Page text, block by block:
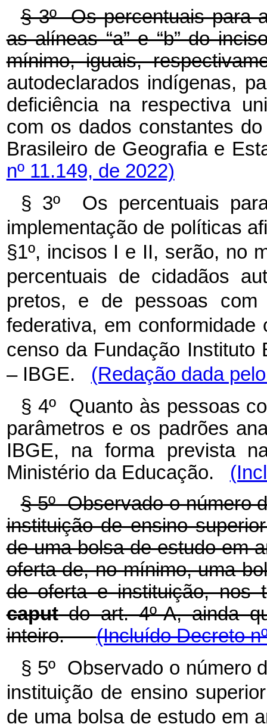
§ 3º Os percentuais para
as alíneas “a” e “b” do
mínimo, iguais,
autodeclarados indígenas,
deficiênciana respectiva
com os dados constantes
Brasileiro de Geografia e
nº 11.149, de 2022)
§ 3º Os percentuais
implementação de políticas
§1º, incisos I e II, serão, no
percentuais de cidadãos
pretos, e de pessoas com
federativa, em
censo da Fundação Instituto
– IBGE.
(Redação dada
§ 4º Quanto às pessoas
parâmetros e os padrões
IBGE, na forma prevista
Ministério da Educação.
§ 5º Observado o número
instituição de ensino
de uma bolsa de estudo em
oferta de, no mínimo, uma
de oferta e instituição, nos
caputdo art. 4º-A, ainda
inteiro.(Incluído Decreto
§ 5º Observado o número
instituição de ensino
de uma bolsa de estudo em